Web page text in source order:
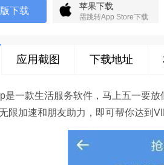
下载 苹果下载
需跳转App Store下载
应用截图 下载地址
是一款生活服务软件，马上五一要
限加速和朋友助力，即可帮你达到